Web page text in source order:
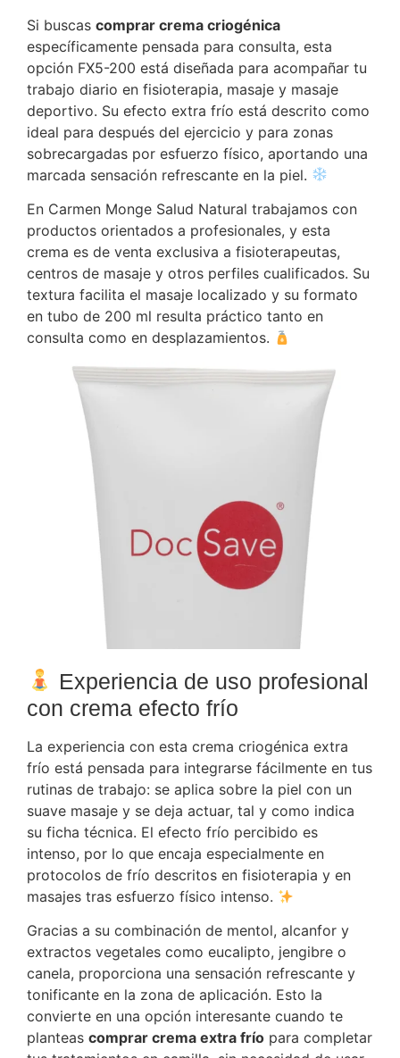
Si buscas comprar crema criogénica
específicamente pensada para consulta, esta
opción FX5-200 está diseñada para acompañar tu
trabajo diario en fisioterapia, masaje y masaje
deportivo. Su efecto extra frío está descrito como
ideal para después del ejercicio y para zonas
sobrecargadas por esfuerzo físico, aportando una
marcada sensación refrescante en la piel.
En Carmen Monge Salud Natural trabajamos con
productos orientados a profesionales, y esta
crema es de venta exclusiva a fisioterapeutas,
centros de masaje y otros perfiles cualificados. Su
textura facilita el masaje localizado y su formato
en tubo de 200 ml resulta práctico tanto en
consulta como en desplazamientos.
Experiencia de uso profesional
con crema efecto frío
La experiencia con esta crema criogénica extra
frío está pensada para integrarse fácilmente en tus
rutinas de trabajo: se aplica sobre la piel con un
suave masaje y se deja actuar, tal y como indica
su ficha técnica. El efecto frío percibido es
intenso, por lo que encaja especialmente en
protocolos de frío descritos en fisioterapia y en
masajes tras esfuerzo físico intenso.
Gracias a su combinación de mentol, alcanfor y
extractos vegetales como eucalipto, jengibre o
canela, proporciona una sensación refrescante y
tonificante en la zona de aplicación. Esto la
convierte en una opción interesante cuando te
planteas comprar crema extra frío para completar